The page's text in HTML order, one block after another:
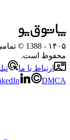
۱۴۰۵
- 1388
محفوظ است.
ارتباط با ما
DMCA